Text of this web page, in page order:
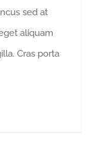
sed at
aliquam
Cras porta